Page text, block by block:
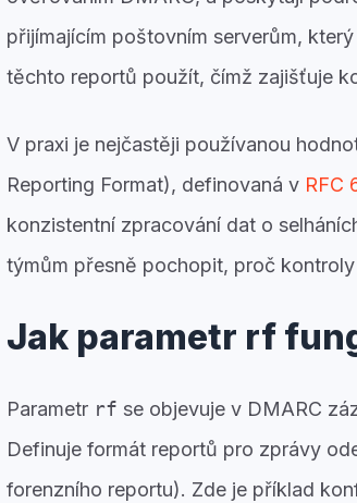
přijímajícím poštovním serverům,
těchto reportů použít, čímž zajišťuje
V praxi je nejčastěji používanou
Reporting Format), definovaná v RFC
konzistentní zpracování dat o
týmům přesně pochopit, proč
Jak parametr rf
Parametr rf se objevuje v DMARC
Definuje formát reportů pro zprávy
forenzního reportu). Zde je příklad